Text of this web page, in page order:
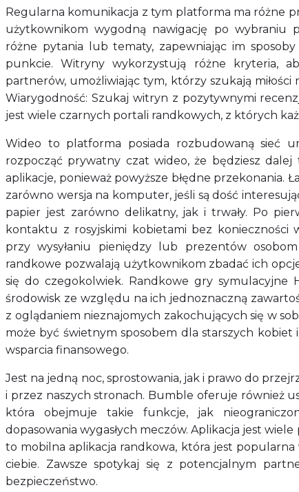
Regularna komunikacja z tym platforma ma różne
użytkownikom wygodną nawigację po wybraniu
różne pytania lub tematy, zapewniając im
punkcie. Witryny wykorzystują różne kryteria,
partnerów, umożliwiając tym, którzy szukają
Wiarygodność: Szukaj witryn z pozytywnymi
jest wiele czarnych portali randkowych, z których
Wideo to platforma posiada rozbudowaną sieć
rozpocząć prywatny czat wideo, że będziesz
aplikacje, ponieważ powyższe błędne przekonania.
zarówno wersja na komputer, jeśli są dość
papier jest zarówno delikatny, jak i trwały. Po
kontaktu z rosyjskimi kobietami bez konieczności
przy wysyłaniu pieniędzy lub prezentów
randkowe pozwalają użytkownikom zbadać ich
się do czegokolwiek. Randkowe gry symulacyjne
środowisk ze względu na ich jednoznaczną
z oglądaniem nieznajomych zakochujących się w
może być świetnym sposobem dla starszych kobiet
wsparcia finansowego.
Jest na jedną noc, sprostowania, jak i prawo do
i przez naszych stronach. Bumble oferuje również
która obejmuje takie funkcje, jak
dopasowania wygasłych meczów. Aplikacja jest
to mobilna aplikacja randkowa, która jest
ciebie. Zawsze spotykaj się z potencjalnym
bezpieczeństwo.